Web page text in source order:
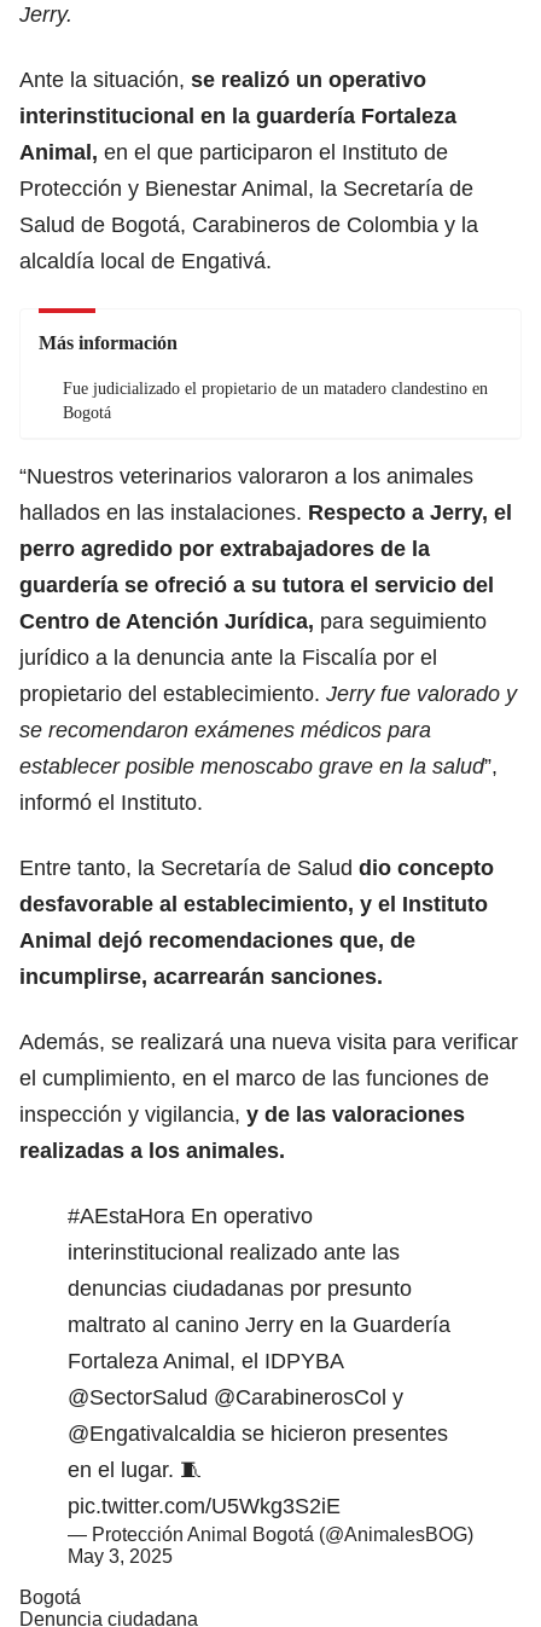
Jerry.
Ante la situación, se realizó un operativo
interinstitucional en la guardería Fortaleza
Animal, en el que participaron el Instituto de
Protección y Bienestar Animal, la Secretaría de
Salud de Bogotá, Carabineros de Colombia y la
alcaldía local de Engativá.
Más información
Fue judicializado el propietario de un matadero clandestino en
Bogotá
“Nuestros veterinarios valoraron a los animales
hallados en las instalaciones. Respecto a Jerry, el
perro agredido por extrabajadores de la
guardería se ofreció a su tutora el servicio del
Centro de Atención Jurídica, para seguimiento
jurídico a la denuncia ante la Fiscalía por el
propietario del establecimiento. Jerry fue valorado y
se recomendaron exámenes médicos para
establecer posible menoscabo grave en la salud”,
informó el Instituto.
Entre tanto, la Secretaría de Salud dio concepto
desfavorable al establecimiento, y el Instituto
Animal dejó recomendaciones que, de
incumplirse, acarrearán sanciones.
Además, se realizará una nueva visita para verificar
el cumplimiento, en el marco de las funciones de
inspección y vigilancia, y de las valoraciones
realizadas a los animales.
#AEstaHora En operativo
interinstitucional realizado ante las
denuncias ciudadanas por presunto
maltrato al canino Jerry en la Guardería
Fortaleza Animal, el IDPYBA
@SectorSalud @CarabinerosCol y
@Engativalcaldia se hicieron presentes
en el lugar. 🧵
pic.twitter.com/U5Wkg3S2iE
— Protección Animal Bogotá (@AnimalesBOG)
May 3, 2025
Bogotá
Denuncia ciudadana